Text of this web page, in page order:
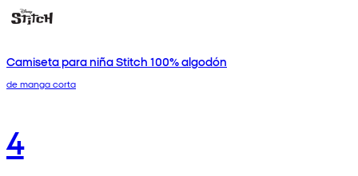
Camiseta para niña Stitch 100% algodón
de manga corta
4